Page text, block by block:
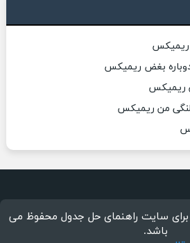
ریمیکس
بغض ریمیکس
ریمیکس
من ریمیکس
سایت راهنمای حل جدول محفوظ می
باشد.